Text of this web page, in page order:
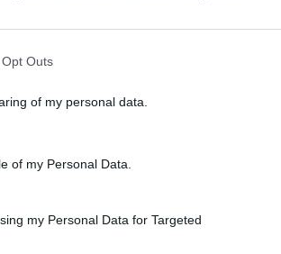
Outs
of my personal data.
of my Personal Data.
my Personal Data for Targeted
5
Ι.Μ. της Αγίας
για οικονομικές
Ιερά Σύνοδος του
τους στις